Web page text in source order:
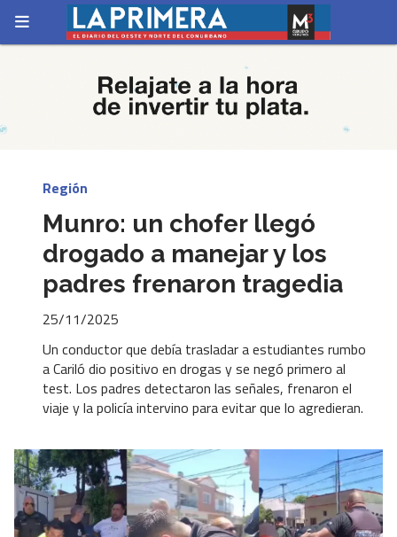
Munro: un chofer llegó
drogado a manejar y los
padres frenaron tragedia
Un conductor que debía trasladar a estudiantes rumbo
a Cariló dio positivo en drogas y se negó primero al
test. Los padres detectaron las señales, frenaron el
viaje y la policía intervino para evitar que lo agredieran.
Región
25/11/2025